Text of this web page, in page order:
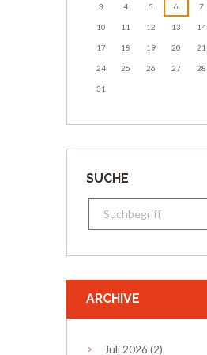
3 4 5 6 7
10 11 12 13 14
17 18 19 20 21
24 25 26 27 28
31
SUCHE
ARCHIVE
Juli 2026 (2)